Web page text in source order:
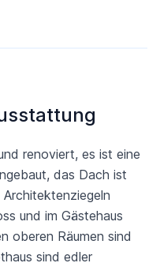
renoviert, es ist eine
das Dach ist
und im Gästehaus
oberen Räumen sind
sind edler